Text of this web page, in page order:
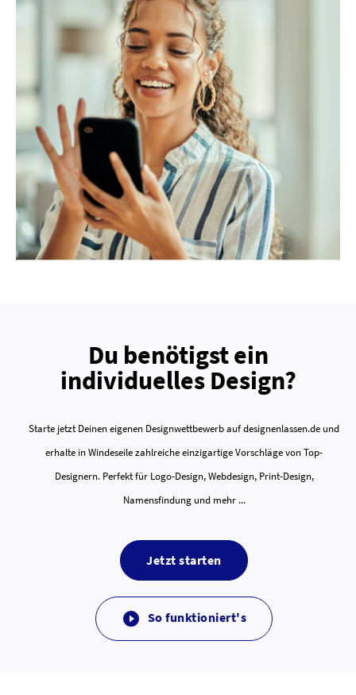
Du benötigst ein
individuelles Design?
Starte jetzt Deinen eigenen Designwettbewerb auf designenlassen.de und
erhalte in Windeseile zahlreiche einzigartige Vorschläge von Top-
Designern. Perfekt für Logo-Design, Webdesign, Print-Design,
Namensfindung und mehr ...
Jetzt starten
 So funktioniert's